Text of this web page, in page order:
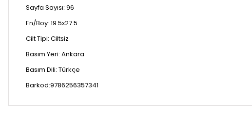
Sayfa Sayısı: 96
En/Boy: 19.5x27.5
Cilt Tipi: Ciltsiz
Basım Yeri: Ankara
Basım Dili: Türkçe
Barkod:9786256357341